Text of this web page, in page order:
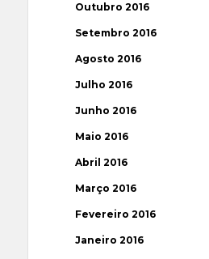
Outubro 2016
Setembro 2016
Agosto 2016
Julho 2016
Junho 2016
Maio 2016
Abril 2016
Março 2016
Fevereiro 2016
Janeiro 2016